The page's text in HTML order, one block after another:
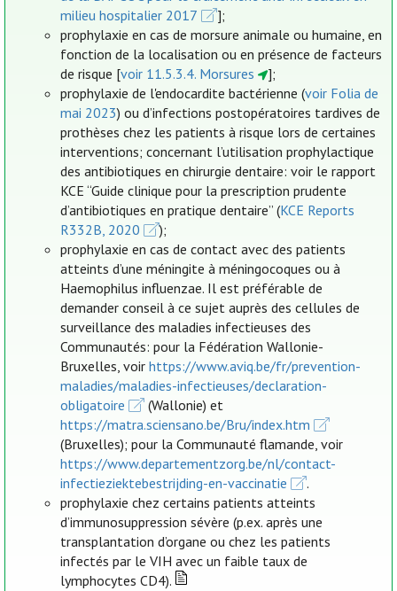
milieu hospitalier 2017
];
prophylaxie en cas de morsure animale ou humaine, en
fonction de la localisation ou en présence de facteurs
de risque [voir 11.5.3.4. Morsures
];
prophylaxie de l'endocardite bactérienne (voir Folia de
mai 2023) ou d’infections postopératoires tardives de
prothèses chez les patients à risque lors de certaines
interventions; concernant l’utilisation prophylactique
des antibiotiques en chirurgie dentaire: voir le rapport
KCE “Guide clinique pour la prescription prudente
d’antibiotiques en pratique dentaire” (KCE Reports
R332B, 2020
);
prophylaxie en cas de contact avec des patients
atteints d’une méningite à méningocoques ou à
Haemophilus influenzae. Il est préférable de
demander conseil à ce sujet auprès des cellules de
surveillance des maladies infectieuses des
Communautés: pour la Fédération Wallonie-
Bruxelles, voirhttps://www.aviq.be/fr/prevention-
maladies/maladies-infectieuses/declaration-
obligatoire
(Wallonie) et
https://matra.sciensano.be/Bru/index.htm
(Bruxelles); pour la Communauté flamande, voir
https://www.departementzorg.be/nl/contact-
infectieziektebestrijding-en-vaccinatie
.
prophylaxie chez certains patients atteints
d’immunosuppression sévère (p.ex. après une
transplantation d’organe ou chez les patients
infectés par le VIH avec un faible taux de
lymphocytes CD4).